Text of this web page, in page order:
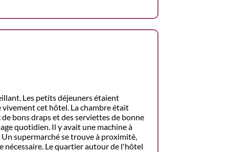
Les petits déjeuners étaient
cet hôtel. La chambre était
bons draps et des serviettes de bonne
quotidien. Il y avait une machine à
supermarché se trouve à proximité,
nécessaire. Le quartier autour de l'hôtel